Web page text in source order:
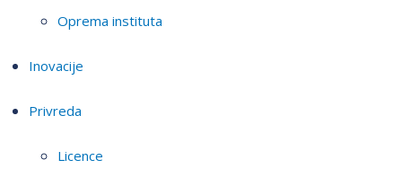
Oprema instituta
Inovacije
Privreda
Licence